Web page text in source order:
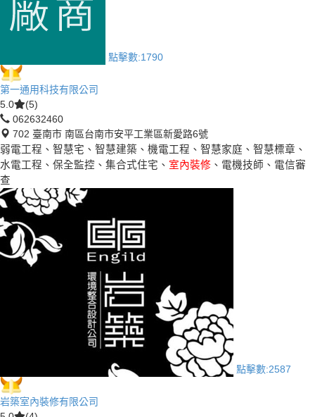
點擊數:1790
第一通用科技有限公司
5.0
(5)
062632460
702 臺南市 南區台南市安平工業區新愛路6號
弱電工程、智慧宅、智慧建築、機電工程、智慧家庭、智慧標章、
水電工程、保全監控、集合式住宅、 室內裝修 、電機技師、電信審
查
點擊數:2587
岩築室內裝修有限公司